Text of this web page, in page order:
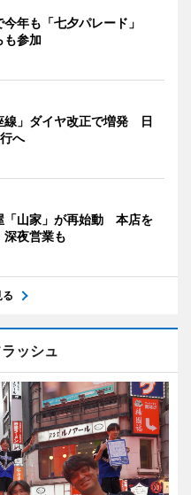
今年も「七夕パレード」
も参加
線」ダイヤ改正で増発 日
へ
「山家」が再始動 本店を
深夜営業も
る
ッシュ